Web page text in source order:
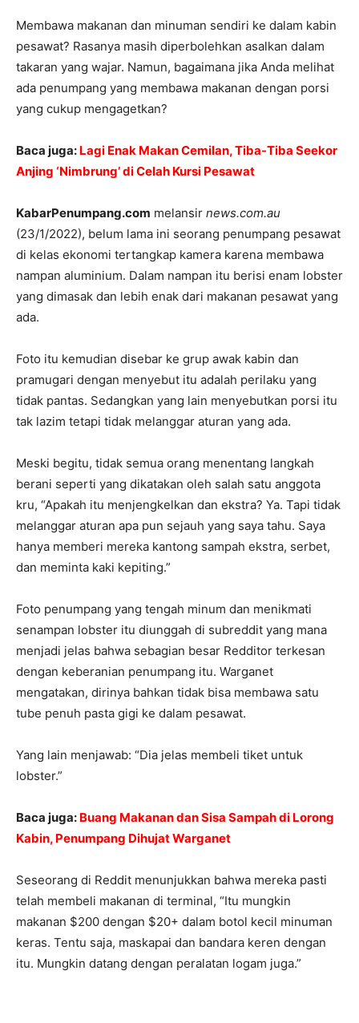
Membawa makanan dan minuman sendiri ke dalam kabin
pesawat? Rasanya masih diperbolehkan asalkan dalam
takaran yang wajar. Namun, bagaimana jika Anda melihat
ada penumpang yang membawa makanan dengan porsi
yang cukup mengagetkan?
Baca juga: Lagi Enak Makan Cemilan, Tiba-Tiba Seekor
Anjing ‘Nimbrung’ di Celah Kursi Pesawat
KabarPenumpang.com melansir news.com.au
(23/1/2022), belum lama ini seorang penumpang pesawat
di kelas ekonomi tertangkap kamera karena membawa
nampan aluminium. Dalam nampan itu berisi enam lobster
yang dimasak dan lebih enak dari makanan pesawat yang
ada.
Foto itu kemudian disebar ke grup awak kabin dan
pramugari dengan menyebut itu adalah perilaku yang
tidak pantas. Sedangkan yang lain menyebutkan porsi itu
tak lazim tetapi tidak melanggar aturan yang ada.
Meski begitu, tidak semua orang menentang langkah
berani seperti yang dikatakan oleh salah satu anggota
kru, “Apakah itu menjengkelkan dan ekstra? Ya. Tapi tidak
melanggar aturan apa pun sejauh yang saya tahu. Saya
hanya memberi mereka kantong sampah ekstra, serbet,
dan meminta kaki kepiting.”
Foto penumpang yang tengah minum dan menikmati
senampan lobster itu diunggah di subreddit yang mana
menjadi jelas bahwa sebagian besar Redditor terkesan
dengan keberanian penumpang itu. Warganet
mengatakan, dirinya bahkan tidak bisa membawa satu
tube penuh pasta gigi ke dalam pesawat.
Yang lain menjawab: “Dia jelas membeli tiket untuk
lobster.”
Baca juga: Buang Makanan dan Sisa Sampah di Lorong
Kabin, Penumpang Dihujat Warganet
Seseorang di Reddit menunjukkan bahwa mereka pasti
telah membeli makanan di terminal, “Itu mungkin
makanan $200 dengan $20+ dalam botol kecil minuman
keras. Tentu saja, maskapai dan bandara keren dengan
itu. Mungkin datang dengan peralatan logam juga.”